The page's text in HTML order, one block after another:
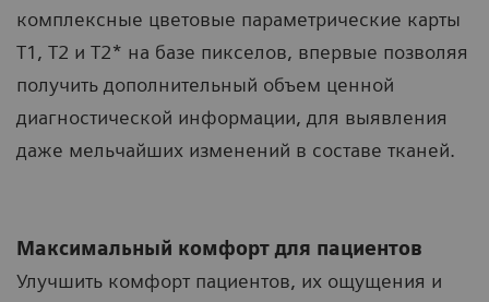
комплексные цветовые параметрические карты
T1, T2 и T2* на базе пикселов, впервые позволяя
получить дополнительный объем ценной
диагностической информации, для выявления
даже мельчайших изменений в составе тканей.
Максимальный комфорт для пациентов
Улучшить комфорт пациентов, их ощущения и